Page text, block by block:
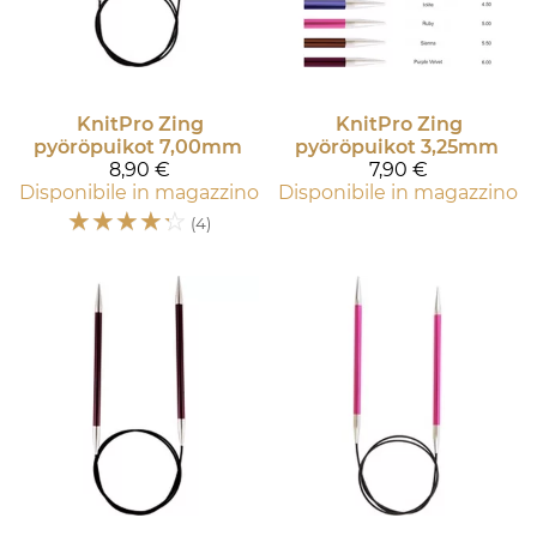
KnitPro Zing
pyöröpuikot 7,00mm
8,90 €
Disponibile in magazzino
☆☆☆☆☆ (4)
KnitPro Zing
pyöröpuikot 3,25mm
7,90 €
Disponibile in magazzino